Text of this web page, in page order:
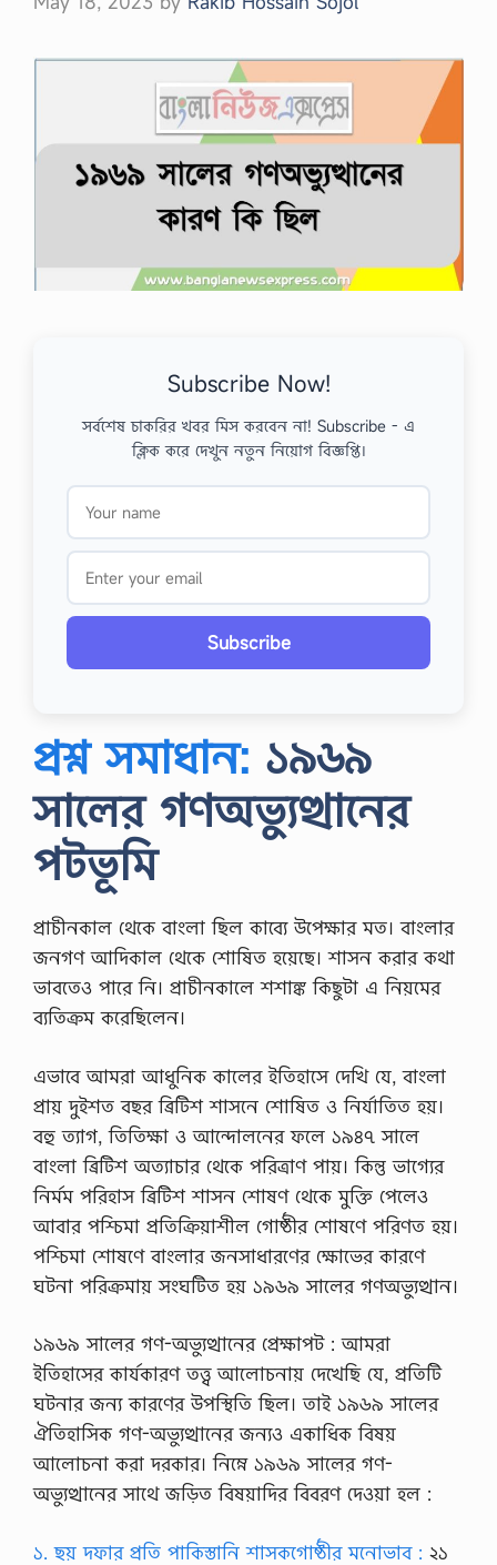
Subscribe Now!
সর্বশেষ চাকরির খবর মিস করবেন না! Subscribe - এ
ক্লিক করে দেখুন নতুন নিয়োগ বিজ্ঞপ্তি।
Subscribe
প্রশ্ন সমাধান: ১৯৬৯
সালের গণঅভ্যুত্থানের
পটভূমি
প্রাচীনকাল থেকে বাংলা ছিল কাব্যে উপেক্ষার মত। বাংলার
জনগণ আদিকাল থেকে শোষিত হয়েছে। শাসন করার কথা
ভাবতেও পারে নি। প্রাচীনকালে শশাঙ্ক কিছুটা এ নিয়মের
ব্যতিক্রম করেছিলেন।
এভাবে আমরা আধুনিক কালের ইতিহাসে দেখি যে, বাংলা
প্রায় দুইশত বছর ব্রিটিশ শাসনে শোষিত ও নির্যাতিত হয়।
বহু ত্যাগ, তিতিক্ষা ও আন্দোলনের ফলে ১৯৪৭ সালে
বাংলা ব্রিটিশ অত্যাচার থেকে পরিত্রাণ পায়। কিন্তু ভাগ্যের
নির্মম পরিহাস ব্রিটিশ শাসন শোষণ থেকে মুক্তি পেলেও
আবার পশ্চিমা প্রতিক্রিয়াশীল গোষ্ঠীর শোষণে পরিণত হয়।
পশ্চিমা শোষণে বাংলার জনসাধারণের ক্ষোভের কারণে
ঘটনা পরিক্রমায় সংঘটিত হয় ১৯৬৯ সালের গণঅভ্যুত্থান।
১৯৬৯ সালের গণ-অভ্যুত্থানের প্রেক্ষাপট : আমরা
ইতিহাসের কার্যকারণ তত্ত্ব আলোচনায় দেখেছি যে, প্রতিটি
ঘটনার জন্য কারণের উপস্থিতি ছিল। তাই ১৯৬৯ সালের
ঐতিহাসিক গণ-অভ্যুত্থানের জন্যও একাধিক বিষয়
আলোচনা করা দরকার। নিম্নে ১৯৬৯ সালের গণ-
অভ্যুত্থানের সাথে জড়িত বিষয়াদির বিবরণ দেওয়া হল :
১. ছয় দফার প্রতি পাকিস্তানি শাসকগোষ্ঠীর মনোভাব : ২১